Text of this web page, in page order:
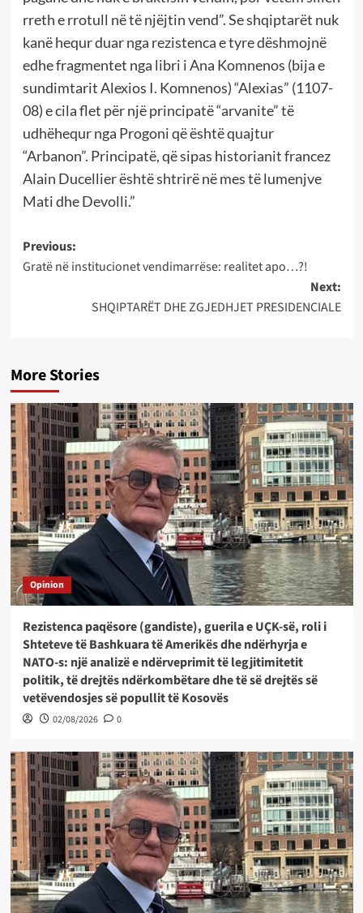
rreth e rrotull në të njëjtin vend”. Se shqiptarët nuk
kanë hequr duar nga rezistenca e tyre dëshmojnë
edhe fragmentet nga libri i Ana Komnenos (bija e
sundimtarit Alexios I. Komnenos) “Alexias” (1107-
08) e cila flet për një principatë “arvanite” të
udhëhequr nga Progoni që është quajtur
“Arbanon”. Principatë, që sipas historianit francez
Alain Ducellier është shtrirë në mes të lumenjve
Mati dhe Devolli.”
Post
navigation
Previous:
Gratë në institucionet vendimarrëse: realitet apo…?!
Next:
SHQIPTARËT DHE ZGJEDHJET PRESIDENCIALE
More Stories
Opinion
Rezistenca paqësore (gandiste), guerila e UÇK-së, roli i
Shteteve të Bashkuara të Amerikës dhe ndërhyrja e
NATO-s: një analizë e ndërveprimit të legjitimitetit
politik, të drejtës ndërkombëtare dhe të së drejtës së
vetëvendosjes së popullit të Kosovës
02/08/2026 0